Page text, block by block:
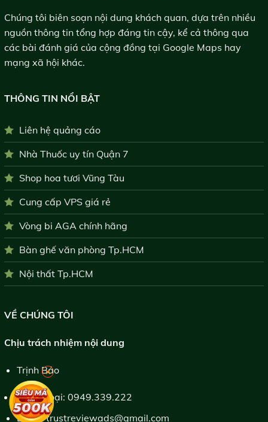
Chúng tôi biên soạn nội dung khách quan, dựa trên nhiều
nguồn thông tin tổng hợp đáng tin cậy, kể cả thông qua
các bài đánh giá của cộng đồng tại Google Maps hay
mạng xã hội khác.
THÔNG TIN NỔI BẬT
Liên hệ quảng cáo
Nhà Thuốc uy tín Quận 7
Shop hoa tươi Vũng Tàu
Cung cấp VPS giá rẻ
Vòng bi AGA chính hãng
Bàn ghế văn phòng Tp.HCM
Nội thất Tp.HCM
VỀ CHÚNG TÔI
Chịu trách nhiệm nội dung
Trịnh Bảo
Điện thoại: 0949.339.222
Email:trustreviewads@gmail.com
×